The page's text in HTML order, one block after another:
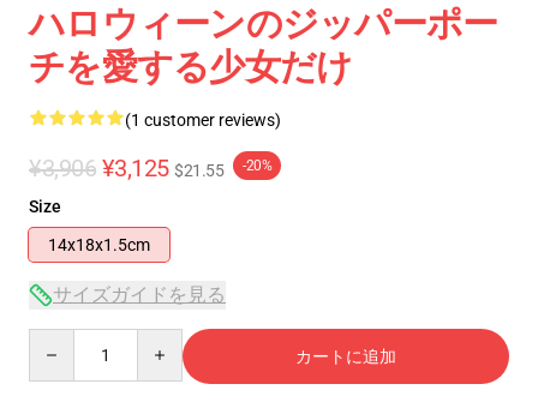
ハロウィーンのジッパーポー
チを愛する少女だけ
(1 customer reviews)
¥3,906 ¥3,125 $21.55 -20%
Size
14x18x1.5cm
サイズガイドを見る
カートに追加